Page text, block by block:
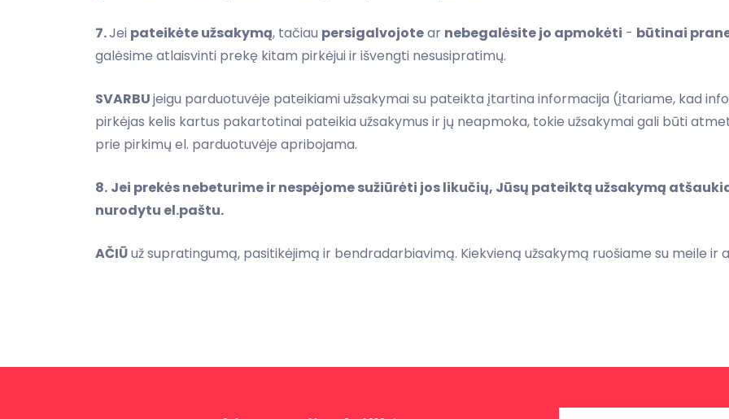
7.Jei pateikėte užsakymą, tačiau persigalvojotear nebegalėsite jo apmokėti - būtinai
galėsime atlaisvinti prekę kitam pirkėjui ir išvengti nesusipratimų.
SVARBUjeigu parduotuvėje pateikiami užsakymai su pateikta įtartina informacija (įtariame, kad
pirkėjas kelis kartus pakartotinai pateikia užsakymus ir jų neapmoka, tokie užsakymai gali būti
prie pirkimų el. parduotuvėje apribojama.
8. Jei prekės nebeturime ir nespėjome sužiūrėti jos likučių, Jūsų pateiktą užsakymą
nurodytu el.paštu.
AČIŪuž supratingumą, pasitikėjimą ir bendradarbiavimą. Kiekvieną užsakymą ruošiame su meile ir